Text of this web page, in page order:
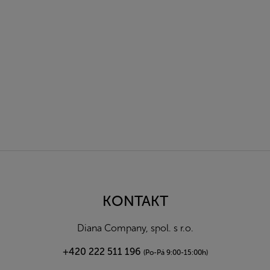
KONTAKT
Diana Company, spol. s r.o.
+420 222 511 196 (Po-Pá 9:00-15:00h)